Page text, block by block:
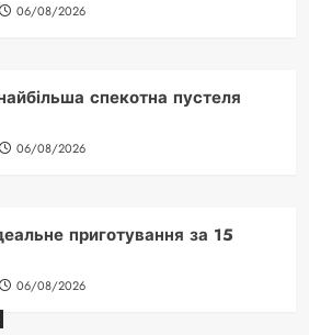
06/08/2026
спекотна пустеля
06/08/2026
приготування за 15
06/08/2026